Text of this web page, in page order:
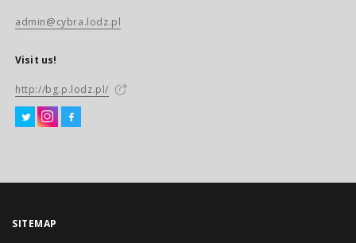
admin@cybra.lodz.pl
Visit us!
http://bg.p.lodz.pl/
SITEMAP